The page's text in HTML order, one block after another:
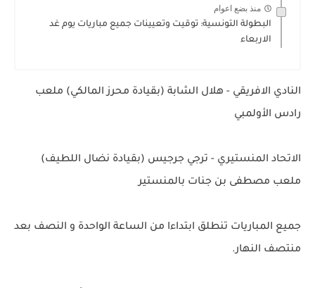
منذ بضع اعوام
البطولة التونسية: توقيت وتعيينات جميع مباريات يوم غد
الاربعاء
النادي الافريقي - هلال الشابة (بقيادة محرز المالكي) ملعب
رادس الأولمبي
الاتحاد المنستيري - ترجي جرجيس (بقيادة نضال اللطيف)
ملعب مصطفى بن جنات بالمنستير
جميع المباريات تنطلق ابتداءا من الساعة الواحدة و النصف بعد
منتصف النهار.